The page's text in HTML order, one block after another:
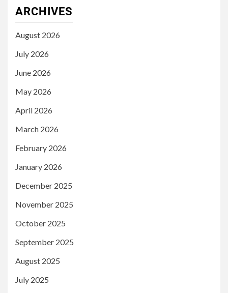
ARCHIVES
August 2026
July 2026
June 2026
May 2026
April 2026
March 2026
February 2026
January 2026
December 2025
November 2025
October 2025
September 2025
August 2025
July 2025